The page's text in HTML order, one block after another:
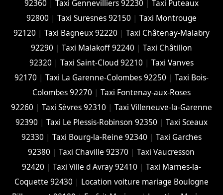
92360 | Taxi Gennevilliers 92230 | Taxi Puteaux
92800 | Taxi Suresnes 92150 | Taxi Montrouge
92120 | Taxi Bagneux 92220 | Taxi Châtenay-Malabry
92290 | Taxi Malakoff 92240 | Taxi Châtillon
92320 | Taxi Saint-Cloud 92210 | Taxi Vanves
92170 | Taxi La Garenne-Colombes 92250 | Taxi Bois-
Colombes 92270 | Taxi Fontenay-aux-Roses
92260 | Taxi Sèvres 92310 | Taxi Villeneuve-la-Garenne
92390 | Taxi Le Plessis-Robinson 92350 | Taxi Sceaux
92330 | Taxi Bourg-la-Reine 92340 | Taxi Garches
92380 |Taxi Chaville 92370 |Taxi Vaucresson
92420 | Taxi Ville d Avray 92410 | Taxi Marnes-la-
Coquette 92430 | Location voiture mariage Boulogne